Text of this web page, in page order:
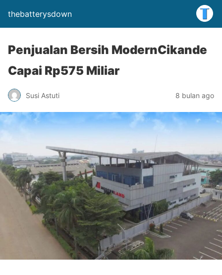
thebatterysdown
Penjualan Bersih ModernCikande
Capai Rp575 Miliar
Susi Astuti 8 bulan ago